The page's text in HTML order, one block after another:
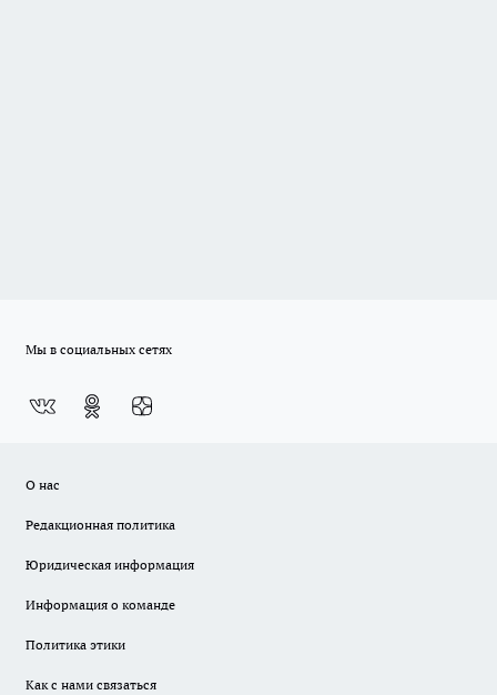
Мы в социальных сетях
О нас
Редакционная политика
Юридическая информация
Информация о команде
Политика этики
Как с нами связаться